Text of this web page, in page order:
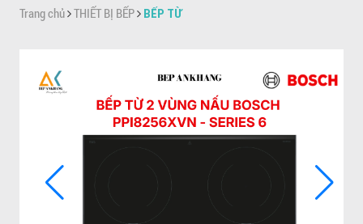
Trang chủ THIẾT BỊ BẾP BẾP TỪ